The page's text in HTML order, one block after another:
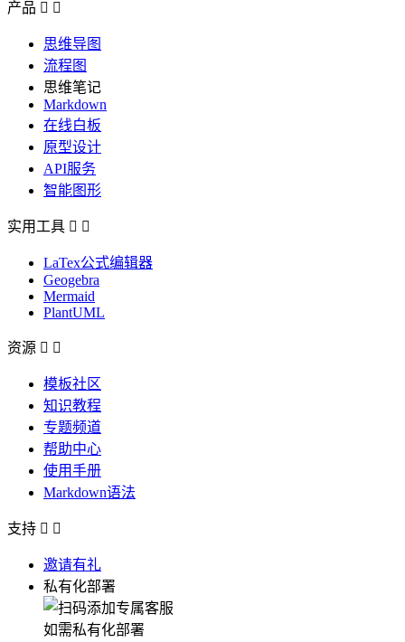
产品  
思维导图
流程图
思维笔记
Markdown
在线白板
原型设计
API服务
智能图形
实用工具  
LaTex公式编辑器
Geogebra
Mermaid
PlantUML
资源  
模板社区
知识教程
专题频道
帮助中心
使用手册
Markdown语法
支持  
邀请有礼
私有化部署
如需私有化部署